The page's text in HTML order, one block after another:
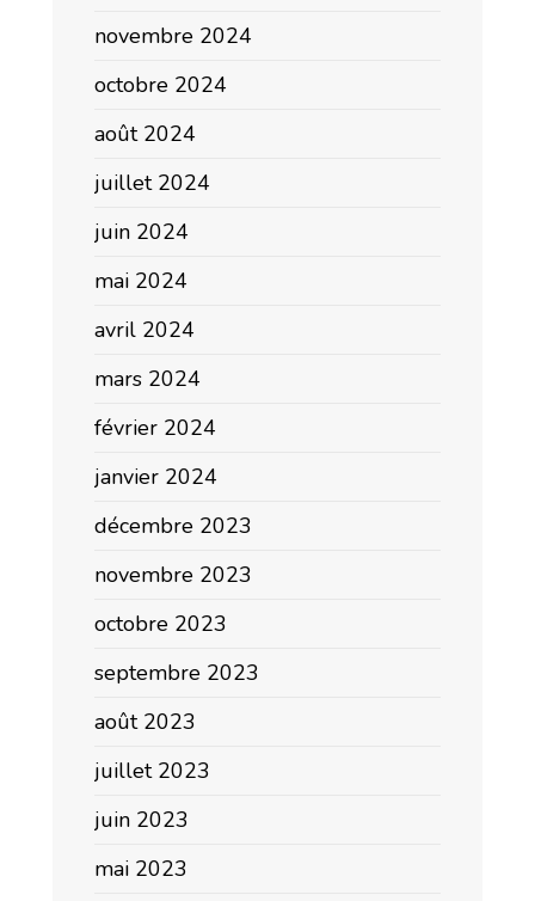
novembre 2024
octobre 2024
août 2024
juillet 2024
juin 2024
mai 2024
avril 2024
mars 2024
février 2024
janvier 2024
décembre 2023
novembre 2023
octobre 2023
septembre 2023
août 2023
juillet 2023
juin 2023
mai 2023